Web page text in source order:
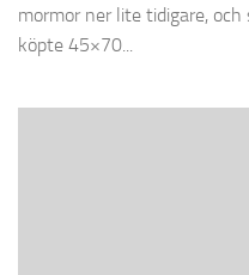
mormor ner lite tidigare,
köpte 45×70...